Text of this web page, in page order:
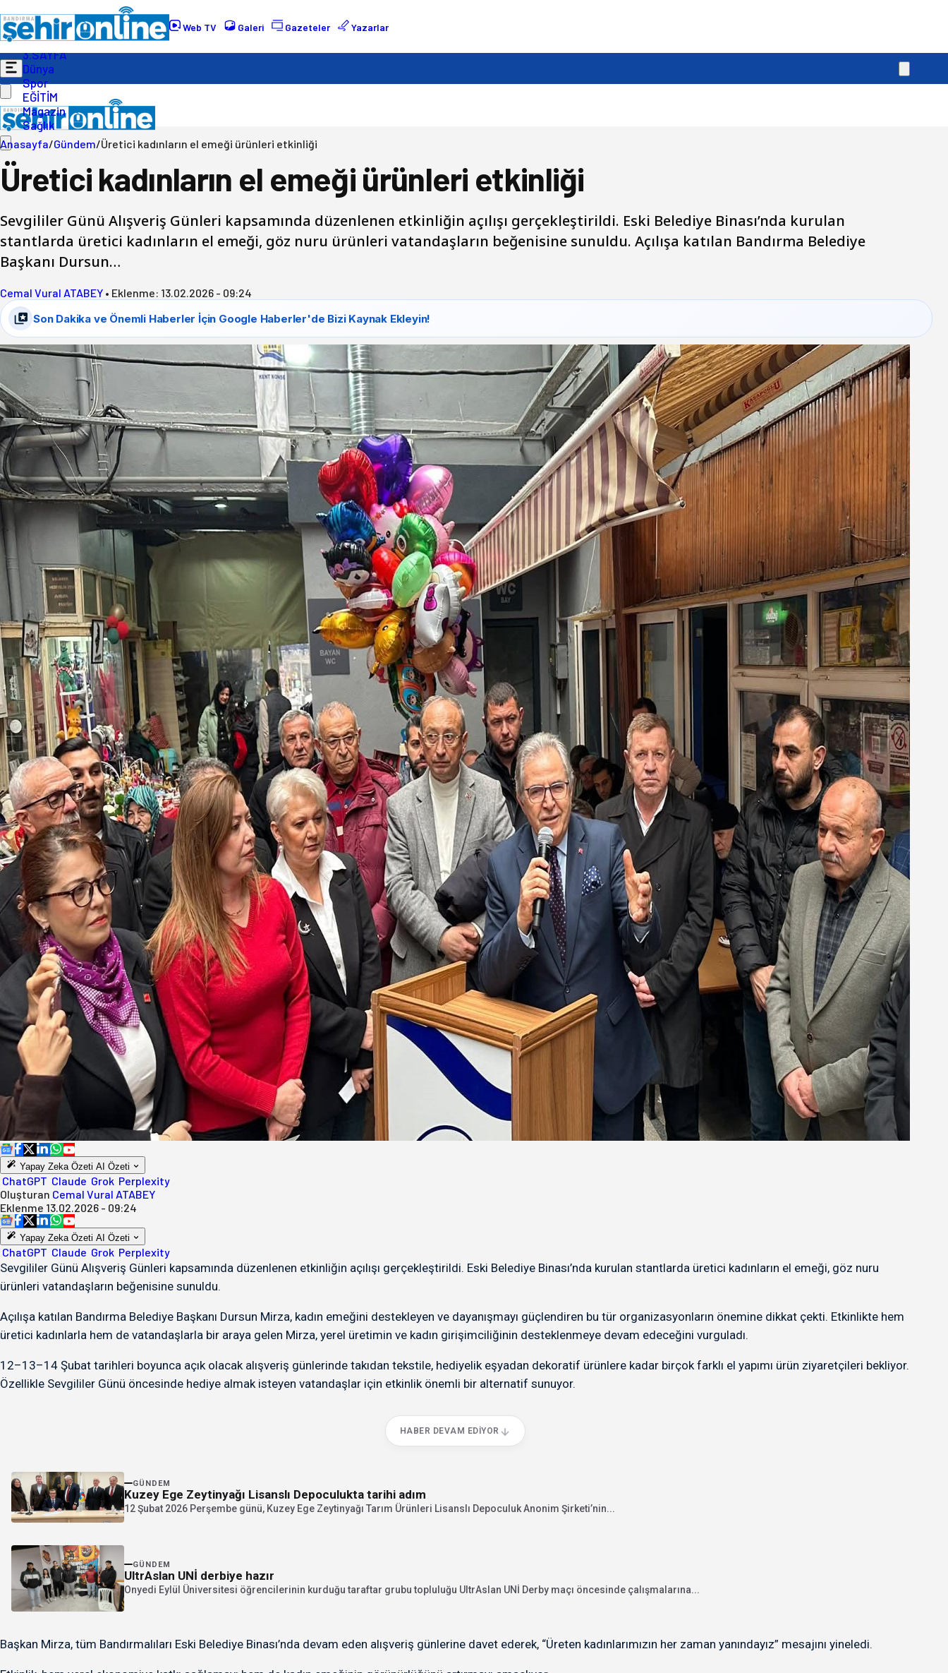
Web TV Galeri Gazeteler Yazarlar
Gündem
Ekonomi
Politika
3.SAYFA
Dünya
Spor
EĞİTİM
Magazin
Sağlık
Anasayfa/Gündem/Üretici kadınların el emeği ürünleri etkinliği
Üretici kadınların el emeği ürünleri etkinliği
Sevgililer Günü Alışveriş Günleri kapsamında düzenlenen etkinliğin açılışı gerçekleştirildi. Eski Belediye Binası’nda kurulan
stantlarda üretici kadınların el emeği, göz nuru ürünleri vatandaşların beğenisine sunuldu. Açılışa katılan Bandırma Belediye
Başkanı Dursun…
Cemal Vural ATABEY • Eklenme: 13.02.2026 - 09:24
Son Dakika ve Önemli Haberler İçin Google Haberler'de Bizi Kaynak Ekleyin!
Yapay Zeka Özeti AI Özeti
ChatGPT Claude Grok Perplexity
Oluşturan Cemal Vural ATABEY
Eklenme 13.02.2026 - 09:24
Yapay Zeka Özeti AI Özeti
ChatGPT Claude Grok Perplexity
Sevgililer Günü Alışveriş Günleri kapsamında düzenlenen etkinliğin açılışı gerçekleştirildi. Eski Belediye Binası’nda kurulan stantlarda üretici kadınların el emeği, göz nuru
ürünleri vatandaşların beğenisine sunuldu.
Açılışa katılan Bandırma Belediye Başkanı Dursun Mirza, kadın emeğini destekleyen ve dayanışmayı güçlendiren bu tür organizasyonların önemine dikkat çekti. Etkinlikte hem
üretici kadınlarla hem de vatandaşlarla bir araya gelen Mirza, yerel üretimin ve kadın girişimciliğinin desteklenmeye devam edeceğini vurguladı.
12–13–14 Şubat tarihleri boyunca açık olacak alışveriş günlerinde takıdan tekstile, hediyelik eşyadan dekoratif ürünlere kadar birçok farklı el yapımı ürün ziyaretçileri bekliyor.
Özellikle Sevgililer Günü öncesinde hediye almak isteyen vatandaşlar için etkinlik önemli bir alternatif sunuyor.
HABER DEVAM EDIYOR
GÜNDEM
Kuzey Ege Zeytinyağı Lisanslı Depoculukta tarihi adım
12 Şubat 2026 Perşembe günü, Kuzey Ege Zeytinyağı Tarım Ürünleri Lisanslı Depoculuk Anonim Şirketi’nin...
GÜNDEM
UltrAslan UNİ derbiye hazır
Onyedi Eylül Üniversitesi öğrencilerinin kurduğu taraftar grubu topluluğu UltrAslan UNİ Derby maçı öncesinde çalışmalarına...
Başkan Mirza, tüm Bandırmalıları Eski Belediye Binası’nda devam eden alışveriş günlerine davet ederek, “Üreten kadınlarımızın her zaman yanındayız” mesajını yineledi.